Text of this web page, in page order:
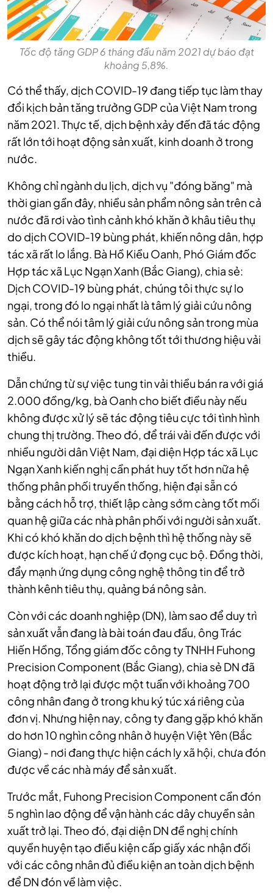
Tốc độ tăng GDP 6 tháng đầu năm 2021 dự báo đạt
khoảng 5,8%.
Có thể thấy, dịch COVID-19 đang tiếp tục làm thay
đổi kịch bản tăng trưởng GDP của Việt Nam trong
năm 2021. Thực tế, dịch bệnh xảy đến đã tác động
rất lớn tới hoạt động sản xuất, kinh doanh ở trong
nước.
Không chỉ ngành du lịch, dịch vụ "đóng băng" mà
thời gian gần đây, nhiều sản phẩm nông sản trên cả
nước đã rơi vào tình cảnh khó khăn ở khâu tiêu thụ
do dịch COVID-19 bùng phát, khiến nông dân, hợp
tác xã rất lo lắng. Bà Hồ Kiều Oanh, Phó Giám đốc
Hợp tác xã Lục Ngạn Xanh (Bắc Giang), chia sẻ:
Dịch COVID-19 bùng phát, chúng tôi thực sự lo
ngại, trong đó lo ngại nhất là tâm lý giải cứu nông
sản. Có thể nói tâm lý giải cứu nông sản trong mùa
dịch sẽ gây tác động không tốt tới thương hiệu vải
thiều.
Dẫn chứng từ sự việc tung tin vải thiều bán ra với giá
2.000 đồng/kg, bà Oanh cho biết điều này nếu
không được xử lý sẽ tác động tiêu cực tới tình hình
chung thị trường. Theo đó, để trái vải đến được với
nhiều người dân Việt Nam, đại diện Hợp tác xã Lục
Ngạn Xanh kiến nghị cần phát huy tốt hơn nữa hệ
thống phân phối truyền thống, hiện đại sẵn có
bằng cách hỗ trợ, thiết lập càng sớm càng tốt mối
quan hệ giữa các nhà phân phối với người sản xuất.
Khi có khó khăn do dịch bệnh thì hệ thống này sẽ
được kích hoạt, hạn chế ứ đọng cục bộ. Đồng thời,
đẩy mạnh ứng dụng công nghệ thông tin để trở
thành kênh tiêu thụ, quảng bá nông sản.
Còn với các doanh nghiệp (DN), làm sao để duy trì
sản xuất vẫn đang là bài toán đau đầu, ông Trác
Hiến Hồng, Tổng giám đốc công ty TNHH Fuhong
Precision Component (Bắc Giang), chia sẻ DN đã
hoạt động trở lại được một tuần với khoảng 700
công nhân đang ở trong khu ký túc xá riêng của
đơn vị. Nhưng hiện nay, công ty đang gặp khó khăn
do hơn 10 nghìn công nhân ở huyện Việt Yên (Bắc
Giang) - nơi đang thực hiện cách ly xã hội, chưa đón
được về các nhà máy để sản xuất.
Trước mắt, Fuhong Precision Component cần đón
5 nghìn lao động để vận hành các dây chuyền sản
xuất trở lại. Theo đó, đại diện DN đề nghị chính
quyền huyện tạo điều kiện cấp giấy xác nhận đối
với các công nhân đủ điều kiện an toàn dịch bệnh
để DN đón về làm việc.